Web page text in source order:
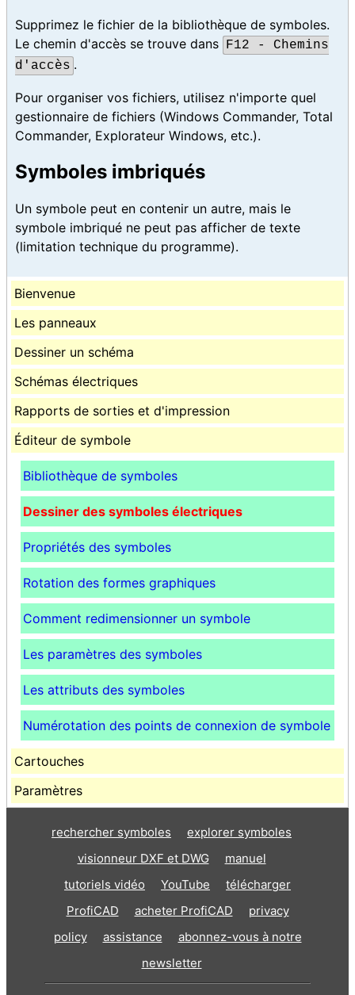
Supprimez le fichier de la bibliothèque de symboles.
Le chemin d'accès se trouve dans F12 - Chemins
d'accès .
Pour organiser vos fichiers, utilisez n'importe quel
gestionnaire de fichiers (Windows Commander, Total
Commander, Explorateur Windows, etc.).
Symboles imbriqués
Un symbole peut en contenir un autre, mais le
symbole imbriqué ne peut pas afficher de texte
(limitation technique du programme).
Bienvenue
Les panneaux
Dessiner un schéma
Schémas électriques
Rapports de sorties et d'impression
Éditeur de symbole
Bibliothèque de symboles
Dessiner des symboles électriques
Propriétés des symboles
Rotation des formes graphiques
Comment redimensionner un symbole
Les paramètres des symboles
Les attributs des symboles
Numérotation des points de connexion de symbole
Cartouches
Paramètres
rechercher symboles
explorer symboles
visionneur DXF et DWG
manuel
tutoriels vidéo
YouTube
télécharger
ProfiCAD
acheter ProfiCAD
privacy
policy
assistance
abonnez-vous à notre
newsletter